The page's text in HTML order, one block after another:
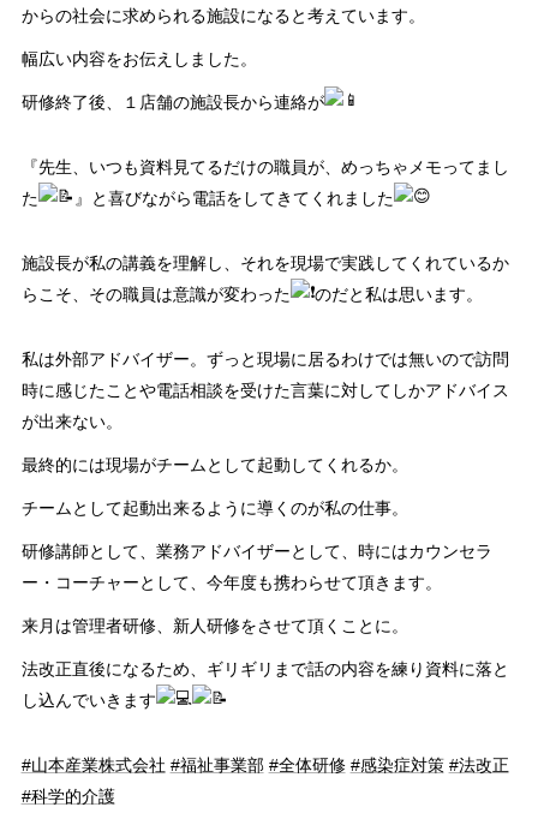
からの社会に求められる施設になると考えています。
幅広い内容をお伝えしました。
研修終了後、１店舗の施設長から連絡が
『先生、いつも資料見てるだけの職員が、めっちゃメモってまし
た
』と喜びながら電話をしてきてくれました
施設長が私の講義を理解し、それを現場で実践してくれているか
らこそ、その職員は意識が変わった
のだと私は思います。
私は外部アドバイザー。ずっと現場に居るわけでは無いので訪問
時に感じたことや電話相談を受けた言葉に対してしかアドバイス
が出来ない。
最終的には現場がチームとして起動してくれるか。
チームとして起動出来るように導くのが私の仕事。
研修講師として、業務アドバイザーとして、時にはカウンセラ
ー・コーチャーとして、今年度も携わらせて頂きます。
来月は管理者研修、新人研修をさせて頂くことに。
法改正直後になるため、ギリギリまで話の内容を練り資料に落と
し込んでいきます
#山本産業株式会社 #福祉事業部 #全体研修 #感染症対策 #法改正
#科学的介護